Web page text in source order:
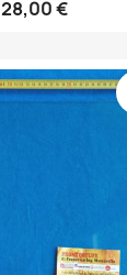
28,00 €